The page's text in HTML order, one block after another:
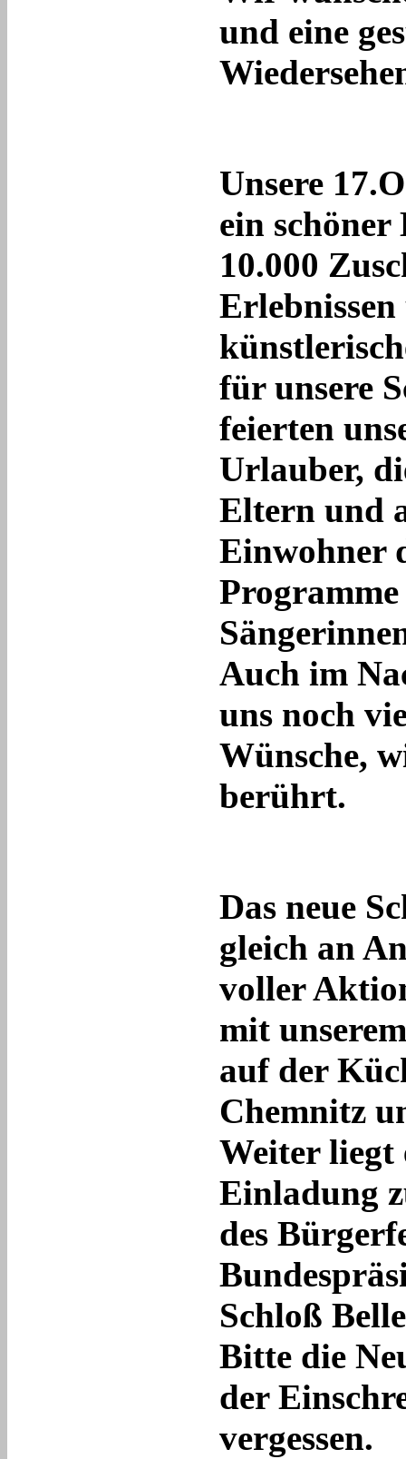
und eine
Unsere
ein
10.000
für unsere
feierten
Urlauber,
Eltern und
Einwohner
Auch im
uns noch
Wünsche,
berührt.
Das neue
gleich an
voller
mit
auf der
Chemnitz
Weiter liegt
Einladung
des
Schloß
Bitte die
der
vergessen.